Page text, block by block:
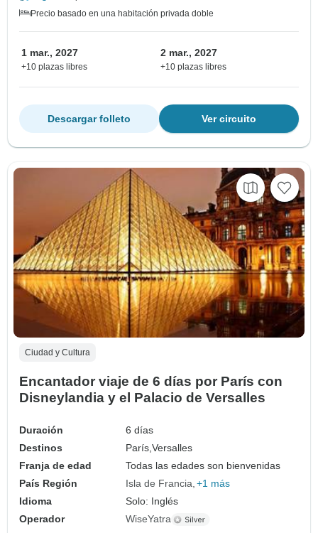
Precio basado en una habitación privada doble
1 mar., 2027
+10 plazas libres
2 mar., 2027
+10 plazas libres
Ver circuito
Descargar folleto
Ciudad y Cultura
Encantador viaje de 6 días por París con
Disneylandia y el Palacio de Versalles
Duración
6 días
Destinos
París,Versalles
Franja de edad
Todas las edades son bienvenidas
País Región
Isla de Francia +1 más
Idioma
Solo: Inglés
Operador
WiseYatra